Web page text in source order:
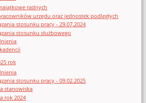
radnych
urzędu oraz jednostek podległych
stosunku pracy - 29.07.2024
stosunku służbowego
rok
stosunku pracy - 09.02.2025
stanowiska
rok 2024